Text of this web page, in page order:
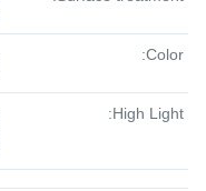
Color:
High Light: